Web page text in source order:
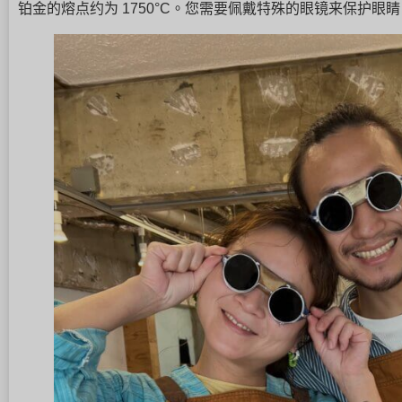
铂金的熔点约为 1750°C。您需要佩戴特殊的眼镜来保护眼